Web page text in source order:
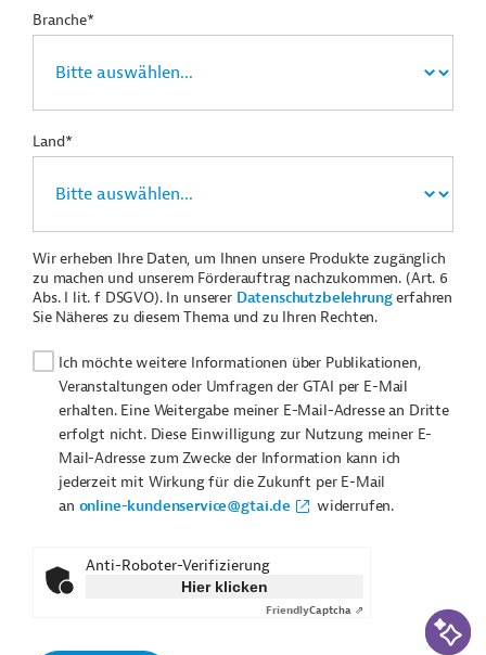
Branche*
Land*
Wir erheben Ihre Daten, um Ihnen unsere Produkte zugänglich
zu machen und unserem Förderauftrag nachzukommen. (Art. 6
Abs. I lit. f DSGVO). In unserer Datenschutzbelehrungerfahren
Sie Näheres zu diesem Thema und zu Ihren Rechten.
Ich möchte weitere Informationen über Publikationen,
Veranstaltungen oder Umfragen der GTAI per E-Mail
erhalten. Eine Weitergabe meiner E-Mail-Adresse an Dritte
erfolgt nicht. Diese Einwilligung zur Nutzung meiner E-
Mail-Adresse zum Zwecke der Information kann ich
jederzeit mit Wirkung für die Zukunft per E-Mail
an online-kundenservice@gtai.de widerrufen.
Anti-Roboter-Verifizierung
Hier klicken
FriendlyCaptcha ⇗ KI-